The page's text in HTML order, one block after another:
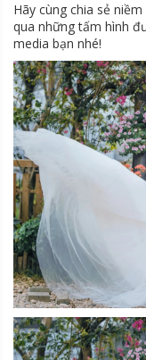
Hãy cùng chia sẻ
qua những tấm hình
media bạn nhé!